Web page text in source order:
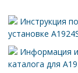
Инструкция по
установке
Информация
каталога для